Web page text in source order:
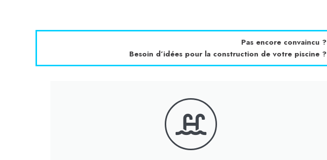
Pas encore convaincu ?
Besoin d’idées pour la construction de votre piscine ?